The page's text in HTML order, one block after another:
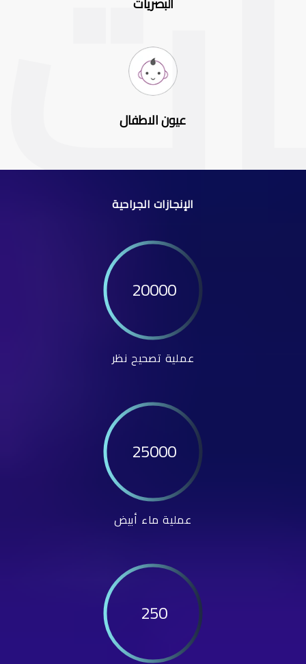
عيون الاطفال
الإنجازات الجراحية
20000
عملية تصحيح نظر
25000
عملية ماء أبيض
250